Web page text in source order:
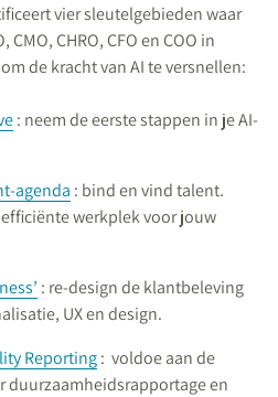
vier sleutelgebieden waar
CHRO, CFO en COO in
de kracht van AI te versnellen:
: neem de eerste stappen in je AI-
agenda : bind en vind talent.
werkplek voor jouw
: re-design de klantbeleving
UX en design.
Reporting: voldoe aan de
duurzaamheidsrapportage en